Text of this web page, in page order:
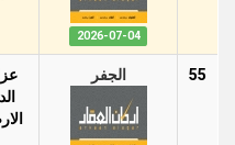
2026-07-04
55 الجفر